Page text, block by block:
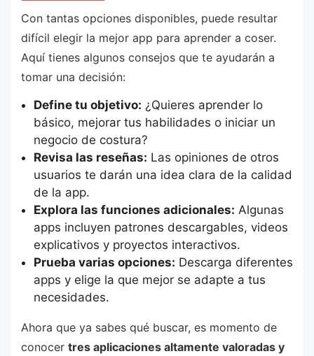
Con tantas opciones disponibles, puede resultar
difícil elegir la mejor app para aprender a coser.
Aquí tienes algunos consejos que te ayudarán a
tomar una decisión:
Define tu objetivo: ¿Quieres aprender lo
básico, mejorar tus habilidades o iniciar un
negocio de costura?
Revisa las reseñas: Las opiniones de otros
usuarios te darán una idea clara de la calidad
de la app.
Explora las funciones adicionales: Algunas
apps incluyen patrones descargables, videos
explicativos y proyectos interactivos.
Prueba varias opciones: Descarga diferentes
apps y elige la que mejor se adapte a tus
necesidades.
Ahora que ya sabes qué buscar, es momento de
conocer tres aplicaciones altamente valoradas y